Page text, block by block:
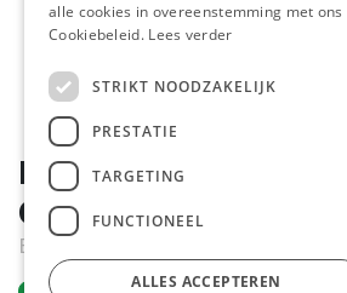
Bloem Voor
C&B 10 kg
Bestelartikel
alle cookies in overeenstemming met ons
Cookiebeleid. Lees verder
STRIKT NOODZAKELIJK
PRESTATIE
TARGETING
FUNCTIONEEL
ALLES ACCEPTEREN